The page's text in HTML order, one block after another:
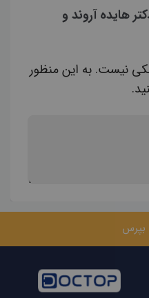
هایده آروند و
نیست. به این منظور
بپرس